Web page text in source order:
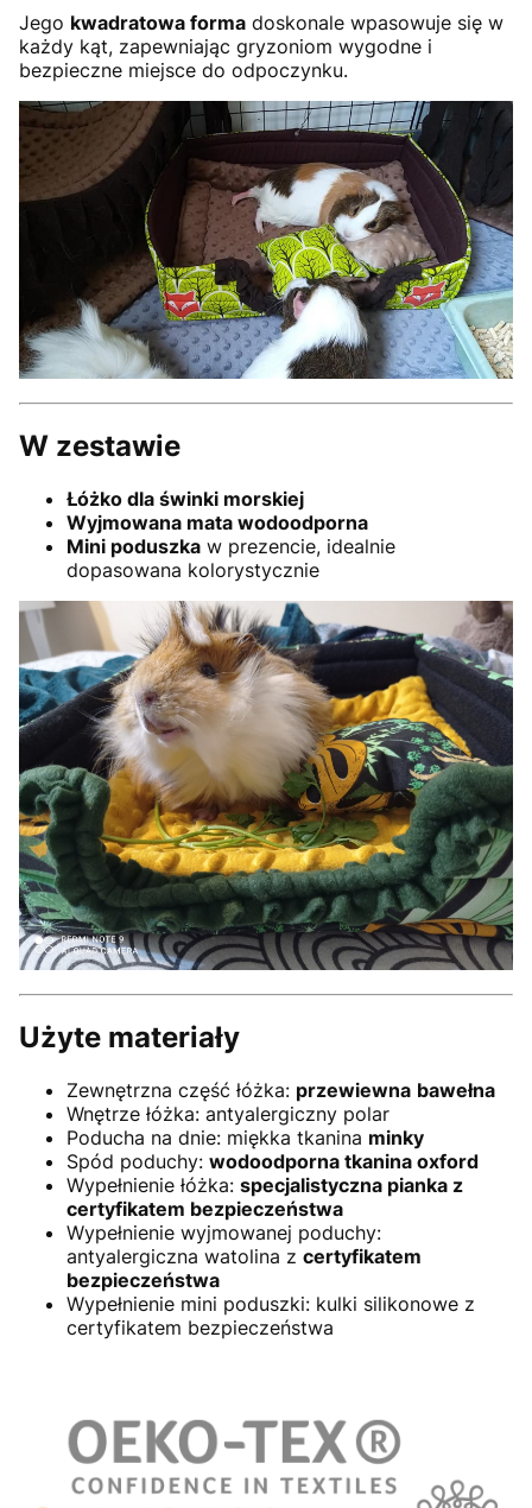
Jego kwadratowa forma doskonale wpasowuje się w
każdy kąt, zapewniając gryzoniom wygodne i
bezpieczne miejsce do odpoczynku.
W zestawie
Łóżko dla świnki morskiej
Wyjmowana mata wodoodporna
Mini poduszka w prezencie, idealnie
dopasowana kolorystycznie
Użyte materiały
Zewnętrzna część łóżka: przewiewna bawełna
Wnętrze łóżka: antyalergiczny polar
Poducha na dnie: miękka tkanina minky
Spód poduchy: wodoodporna tkanina oxford
Wypełnienie łóżka: specjalistyczna pianka z
certyfikatem bezpieczeństwa
Wypełnienie wyjmowanej poduchy:
antyalergiczna watolina z certyfikatem
bezpieczeństwa
Wypełnienie mini poduszki: kulki silikonowe z
certyfikatem bezpieczeństwa